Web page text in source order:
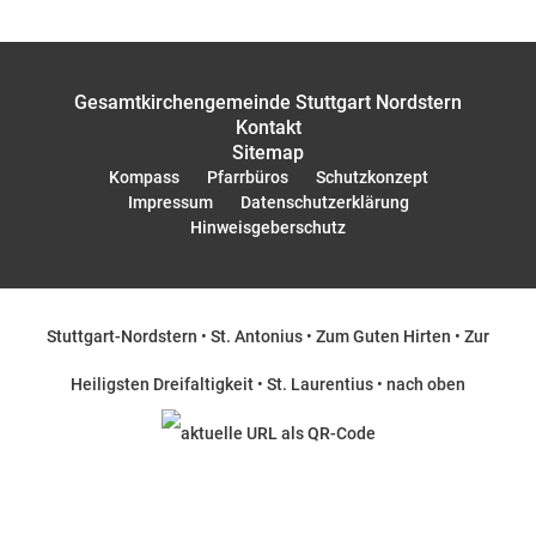
Gesamtkirchengemeinde Stuttgart Nordstern
Kontakt
Sitemap
Kompass Pfarrbüros
Schutzkonzept
Impressum
Datenschutzerklärung
Hinweisgeberschutz
Stuttgart-Nordstern • St. Antonius • Zum Guten Hirten • Zur
Heiligsten Dreifaltigkeit • St. Laurentius • nach oben